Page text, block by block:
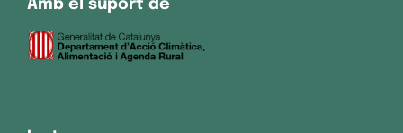
Amb el suport de